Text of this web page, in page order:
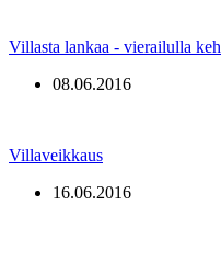
Villasta lankaa - vierailulla
08.06.2016
Villaveikkaus
16.06.2016